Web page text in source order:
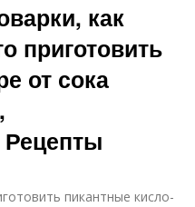
как
приготовить
от сока
пикантные кисло-